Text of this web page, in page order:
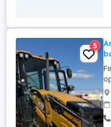
5
-